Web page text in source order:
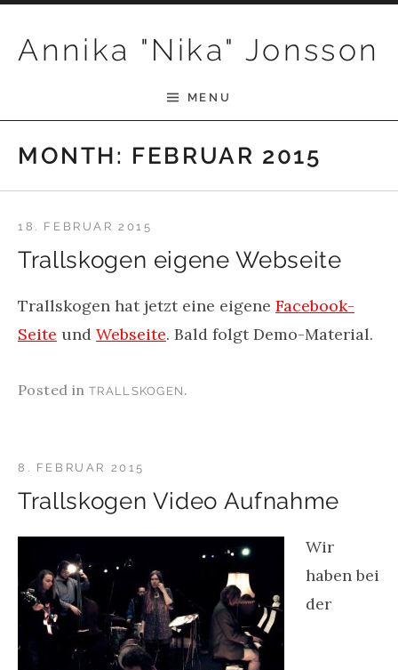
Annika "Nika" Jonsson
MENU
MONTH: FEBRUAR 2015
Trallskogen eigene Webseite
18. FEBRUAR 2015
Trallskogen hat jetzt eine eigene Facebook-
Seite und Webseite. Bald folgt Demo-Material.
Posted in TRALLSKOGEN .
Trallskogen Video Aufnahme
8. FEBRUAR 2015
Wir
haben bei
der